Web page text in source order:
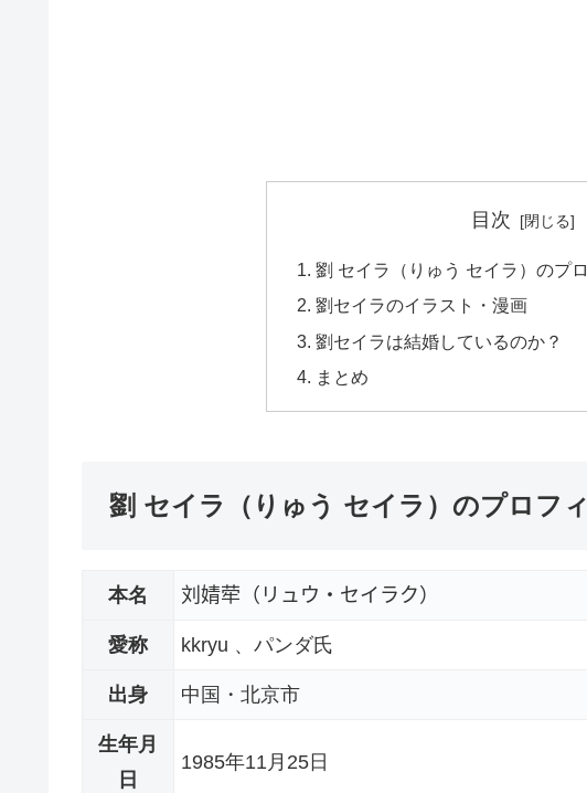
目次
劉 セイラ（りゅう セイラ）のプ
劉セイラのイラスト・漫画
劉セイラは結婚しているのか？
まとめ
劉 セイラ（りゅう セイラ）のプロフ
本名 刘婧荦（リュウ・セイラク）
愛称 kkryu 、パンダ氏
出身 中国・北京市
生年月
日
1985年11月25日